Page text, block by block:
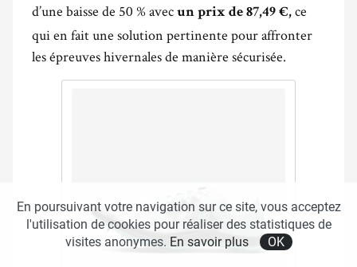
d’une baisse de 50 % avec un prix de 87,49 €, ce
qui en fait une solution pertinente pour affronter
les épreuves hivernales de manière sécurisée.
En poursuivant votre navigation sur ce site, vous acceptez
l'utilisation de cookies pour réaliser des statistiques de
visites anonymes. En savoir plus OK